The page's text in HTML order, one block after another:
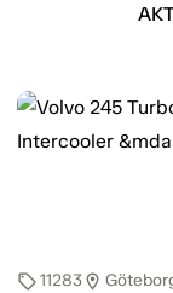
sell11283location_on